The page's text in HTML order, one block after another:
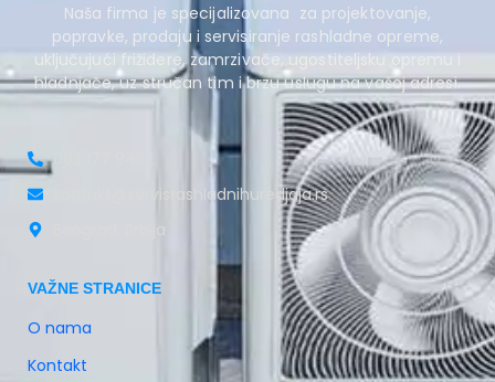
Naša firma je specijalizovana za projektovanje,
popravke, prodaju i servisiranje rashladne opreme,
uključujući frižidere, zamrzivače, ugostiteljsku opremu i
hladnjače, uz stručan tim i brzu uslugu na vašoj adresi.
kontakt@servisrashladnihuredjaja.rs
VAŽNE STRANICE
O nama
Kontakt